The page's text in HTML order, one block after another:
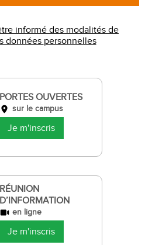
informé des modalités de
traitement de vos données personnelles
PORTES OUVERTES
sur le campus
Je m'inscris
RÉUNION
D’INFORMATION
en ligne
Je m'inscris